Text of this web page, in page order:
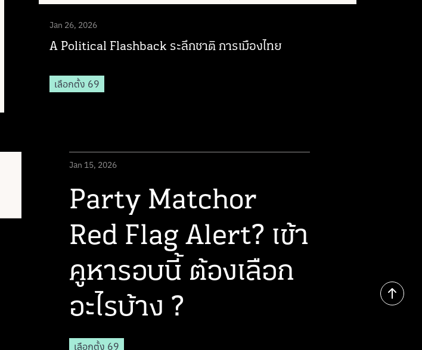
Jan 26, 2026
A Political Flashback ระลึกชาติ การเมืองไทย
เลือกตั้ง 69
Jan 15, 2026
Party Matchor
Red Flag Alert? เข้า
คูหารอบนี้ ต้องเลือก
อะไรบ้าง ?
เลือกตั้ง 69